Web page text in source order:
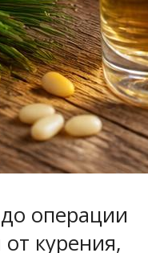
операции
от курения,